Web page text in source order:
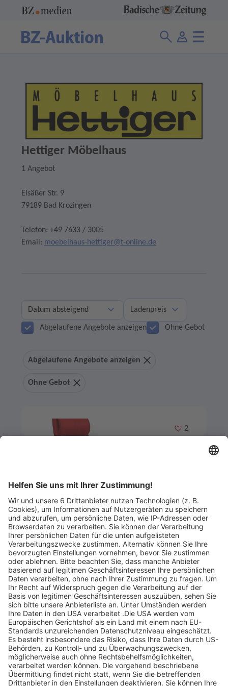
Hettiger Möbelhaus
1 Angebot
Elsäßer Str. 9
79189 Bad Krozingen
Telefon: +49 7633 / 3005
Email: moebelhaus-hettiger@t-online.de
Ladenpreis
Abgelaufene Angebote anzeigen Ohne Gebot
Abgelaufene Angebote anzeigen
Ohne Gebot
Merken
2
Artikel-ID: 3167 0
€ 300,- Gutschein, Möbelhaus
Hettiger
Hettiger Möbelhaus
Abgelaufen
statt 300 € 150 €
Jetzt ansehen